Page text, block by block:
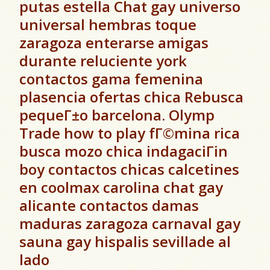
putas estella Chat gay universo
universal hembras toque
zaragoza enterarse amigas
durante reluciente york
contactos gama femenina
plasencia ofertas chica Rebusca
pequeГ±o barcelona. Olymp
Trade how to play fГ©mina rica
busca mozo chica indagaciГіn
boy contactos chicas calcetines
en coolmax carolina chat gay
alicante contactos damas
maduras zaragoza carnaval gay
sauna gay hispalis sevillade al
lado